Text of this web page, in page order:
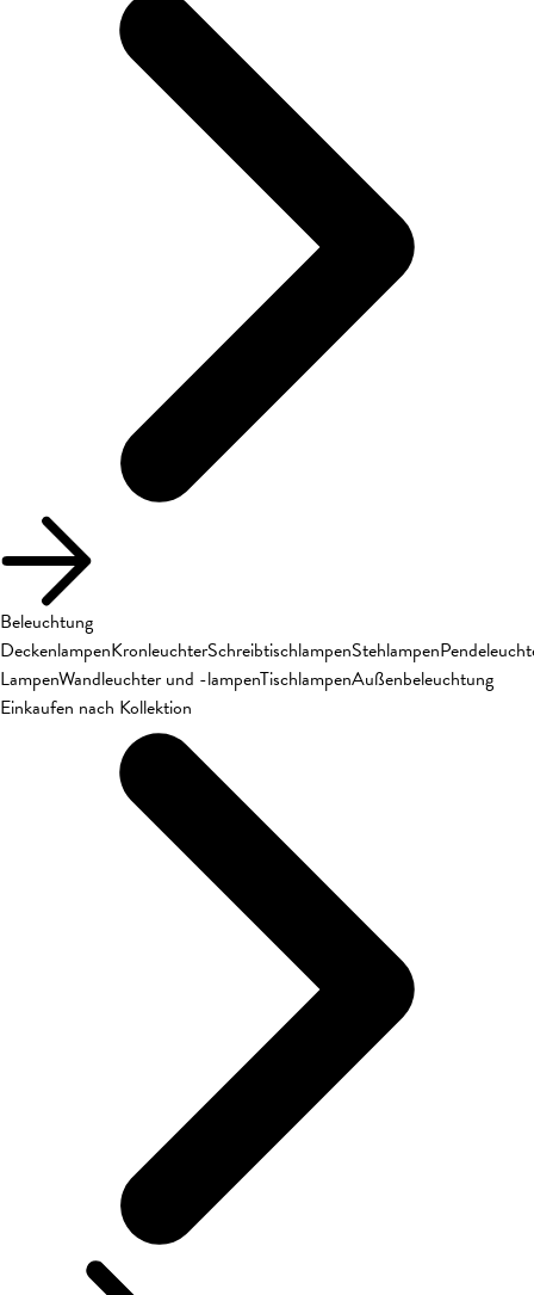
Beleuchtung
DeckenlampenKronleuchterSchreibtischlampenStehlampen
LampenWandleuchter und -lampenTischlampenAußenbeleuchtung
Einkaufen nach Kollektion